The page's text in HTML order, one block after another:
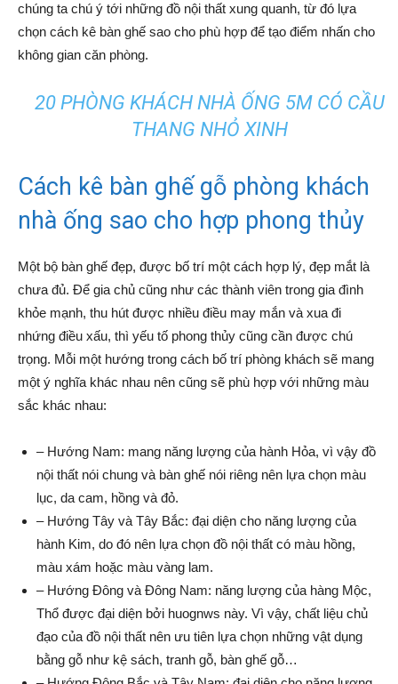
chúng ta chú ý tới những đồ nội thất xung quanh, từ đó lựa
chọn cách kê bàn ghế sao cho phù hợp để tạo điểm nhấn cho
không gian căn phòng.
20 PHÒNG KHÁCH NHÀ ỐNG 5M CÓ CẦU
THANG NHỎ XINH
Cách kê bàn ghế gỗ phòng khách
nhà ống sao cho hợp phong thủy
Một bộ bàn ghế đẹp, được bố trí một cách hợp lý, đẹp mắt là
chưa đủ. Để gia chủ cũng như các thành viên trong gia đình
khỏe mạnh, thu hút được nhiều điều may mắn và xua đi
nhứng điều xấu, thì yếu tố phong thủy cũng cần được chú
trọng. Mỗi một hướng trong cách bố trí phòng khách sẽ mang
một ý nghĩa khác nhau nên cũng sẽ phù hợp với những màu
sắc khác nhau:
– Hướng Nam: mang năng lượng của hành Hỏa, vì vậy đồ
nội thất nói chung và bàn ghế nói riêng nên lựa chọn màu
lục, da cam, hồng và đỏ.
– Hướng Tây và Tây Bắc: đại diện cho năng lượng của
hành Kim, do đó nên lựa chọn đồ nội thất có màu hồng,
màu xám hoặc màu vàng lam.
– Hướng Đông và Đông Nam: năng lượng của hàng Mộc,
Thổ được đại diện bởi huognws này. Vì vậy, chất liệu chủ
đạo của đồ nội thất nên ưu tiên lựa chọn những vật dụng
bằng gỗ như kệ sách, tranh gỗ, bàn ghế gỗ…